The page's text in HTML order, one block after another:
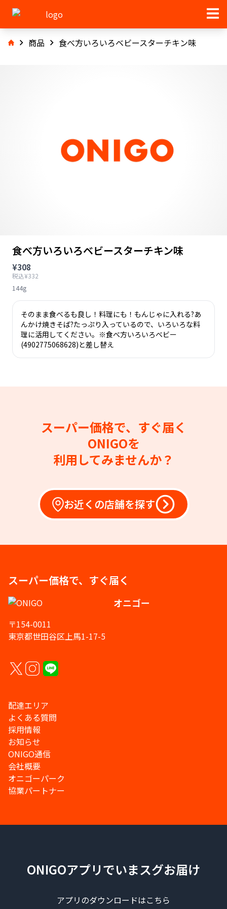
商品 食べ方いろいろベビースターチキン味
食べ方いろいろベビースターチキン味
¥308
税込¥332
144g
そのまま食べるも良し！料理にも！もんじゃに入れる?あ
んかけ焼きそば?たっぷり入っているので、いろいろな料
理に活用してください。※食べ方いろいろベビー
(4902775068628)と差し替え
スーパー価格で、すぐ届く
ONIGOを
利用してみませんか？
お近くの店舗を探す
スーパー価格で、すぐ届く
オニゴー
〒154-0011
東京都世田谷区上馬1-17-5
配達エリア
よくある質問
採用情報
お知らせ
ONIGO通信
会社概要
オニゴーパーク
協業パートナー
ONIGOアプリでいまスグお届け
アプリのダウンロードはこちら